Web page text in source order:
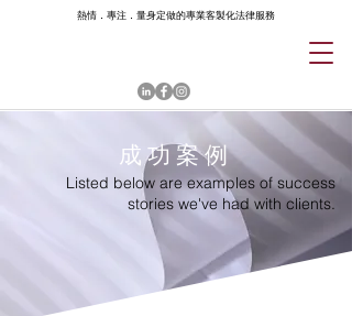
熱情．專注．量身定做的專業客製化法律服務
成功案例
Listed below are examples of success
stories we've had with clients.